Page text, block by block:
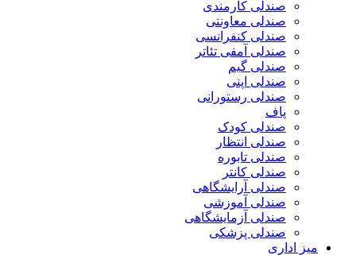
صندلی کارمندی
صندلی معاونتی
صندلی کنفرانسی
صندلی آمفی تئاتر
صندلی گیم
صندلی اپنی
صندلی رستورانی
پاف
صندلی کودک
صندلی انتظار
صندلی تابوره
صندلی کانتر
صندلی آرایشگاهی
صندلی آموزشی
صندلی آزمایشگاهی
صندلی پزشکی
میز اداری